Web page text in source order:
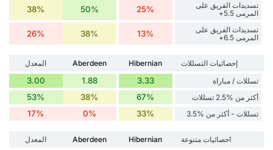
تسديدات الفريق على
المرمى 5.5+
25%
50%
38%
تسديدات الفريق على
المرمى 6.5+
13%
38%
26%
إحصائيات التسللات Hibernian
Aberdeen
المعدل
تسللات / مباراة
3.33
1.88
3.00
أكثر من %2.5 تسللات 67%
38%
53%
تسللات - أكثر من %3.5 33%
0%
17%
احصائيات متنوعة Hibernian
Aberdeen
المعدل